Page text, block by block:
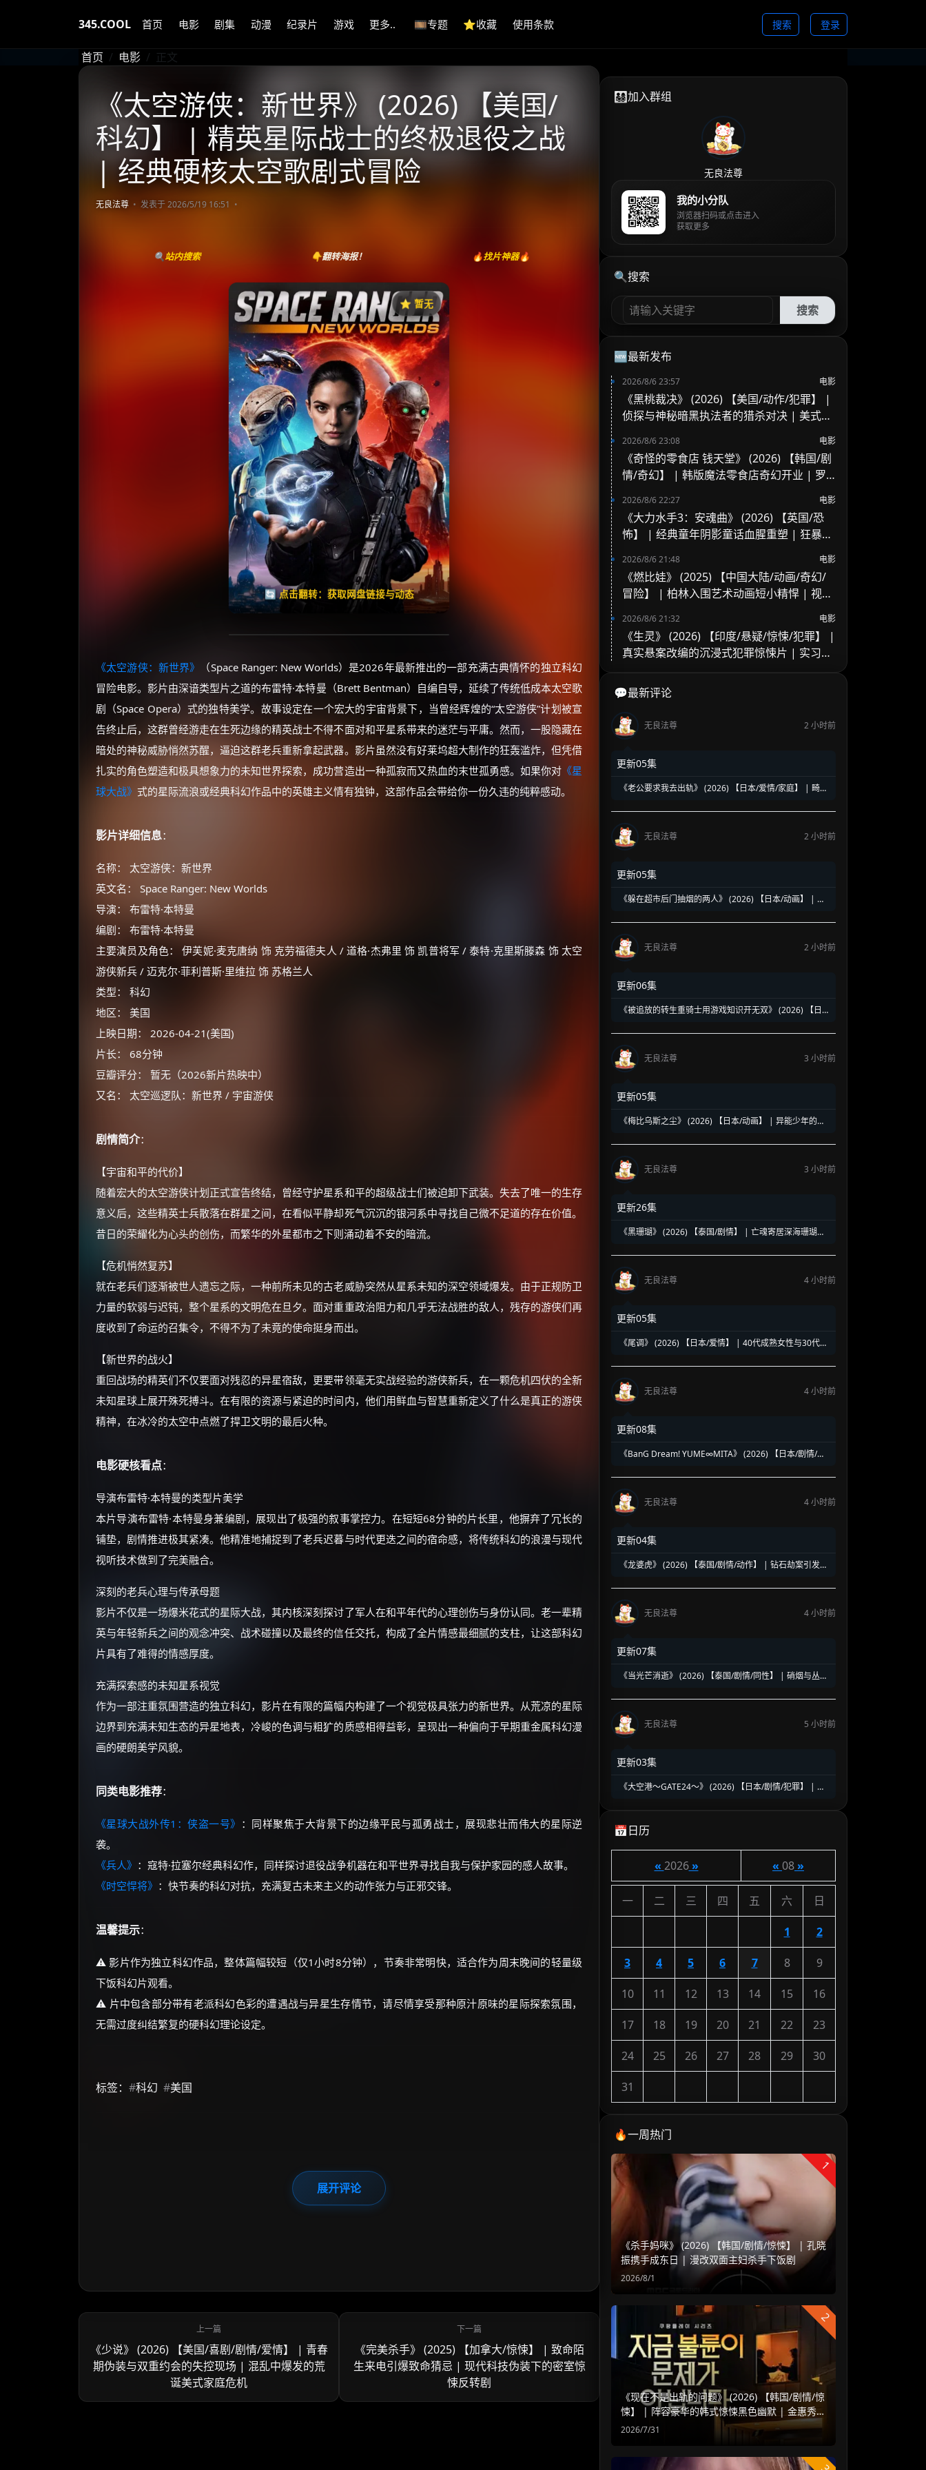
345.COOL 首页 电影 剧集 动漫 纪录片 游戏 更多.. 🎞️专题 ⭐️收藏 使用条款 搜索 登录
首页 电影 正文
《太空游侠：新世界》 (2026) 【美国/
科幻】 | 精英星际战士的终极退役之战
| 经典硬核太空歌剧式冒险
无良法尊 发表于 2026/5/19 16:51
🔍站内搜索 👇翻转海报！ 🔥找片神器🔥
⭐️ 暂无
🔄 点击翻转：获取网盘链接与动态
《Space Ranger: New Worlds》
⭐
收藏
⭐️ 评分：暂无 | 🎬 2026年
夸克网盘
百度网盘
失效请反馈
天天领红包
《太空游侠：新世界》
（Space Ranger: New Worlds）是2026年最新推出的一部充满古典情怀的独立科幻
冒险电影。影片由深谙类型片之道的布雷特·本特曼（Brett Bentman）自编自导，延续了传统低成本太空歌
剧（Space Opera）式的独特美学。故事设定在一个宏大的宇宙背景下，当曾经辉煌的“太空游侠”计划被宣
告终止后，这群曾经游走在生死边缘的精英战士不得不面对和平星系带来的迷茫与平庸。然而，一股隐藏在
暗处的神秘威胁悄然苏醒，逼迫这群老兵重新拿起武器。影片虽然没有好莱坞超大制作的狂轰滥炸，但凭借
扎实的角色塑造和极具想象力的未知世界探索，成功营造出一种孤寂而又热血的末世孤勇感。如果你对《星
球大战》 式的星际流浪或经典科幻作品中的英雄主义情有独钟，这部作品会带给你一份久违的纯粹感动。
影片详细信息：
名称： 太空游侠：新世界
英文名： Space Ranger: New Worlds
导演： 布雷特·本特曼
编剧： 布雷特·本特曼
主要演员及角色： 伊芙妮·麦克唐纳 饰 克劳福德夫人 / 道格·杰弗里 饰 凯普将军 / 泰特·克里斯滕森 饰 太空
游侠新兵 / 迈克尔·菲利普斯·里维拉 饰 苏格兰人
类型： 科幻
地区： 美国
上映日期： 2026-04-21(美国)
片长： 68分钟
豆瓣评分： 暂无（2026新片热映中）
又名： 太空巡逻队：新世界 / 宇宙游侠
剧情简介：
【宇宙和平的代价】
随着宏大的太空游侠计划正式宣告终结，曾经守护星系和平的超级战士们被迫卸下武装。失去了唯一的生存
意义后，这些精英士兵散落在群星之间，在看似平静却死气沉沉的银河系中寻找自己微不足道的存在价值。
昔日的荣耀化为心头的创伤，而繁华的外星都市之下则涌动着不安的暗流。
【危机悄然复苏】
就在老兵们逐渐被世人遗忘之际，一种前所未见的古老威胁突然从星系未知的深空领域爆发。由于正规防卫
力量的软弱与迟钝，整个星系的文明危在旦夕。面对重重政治阻力和几乎无法战胜的敌人，残存的游侠们再
度收到了命运的召集令，不得不为了未竟的使命挺身而出。
【新世界的战火】
重回战场的精英们不仅要面对残忍的异星宿敌，更要带领毫无实战经验的游侠新兵，在一颗危机四伏的全新
未知星球上展开殊死搏斗。在有限的资源与紧迫的时间内，他们用鲜血与智慧重新定义了什么是真正的游侠
精神，在冰冷的太空中点燃了捍卫文明的最后火种。
电影硬核看点：
导演布雷特·本特曼的类型片美学
本片导演布雷特·本特曼身兼编剧，展现出了极强的叙事掌控力。在短短68分钟的片长里，他摒弃了冗长的
铺垫，剧情推进极其紧凑。他精准地捕捉到了老兵迟暮与时代更迭之间的宿命感，将传统科幻的浪漫与现代
视听技术做到了完美融合。
深刻的老兵心理与传承母题
影片不仅是一场爆米花式的星际大战，其内核深刻探讨了军人在和平年代的心理创伤与身份认同。老一辈精
英与年轻新兵之间的观念冲突、战术碰撞以及最终的信任交托，构成了全片情感最细腻的支柱，让这部科幻
片具有了难得的情感厚度。
充满探索感的未知星系视觉
作为一部注重氛围营造的独立科幻，影片在有限的篇幅内构建了一个视觉极具张力的新世界。从荒凉的星际
边界到充满未知生态的异星地表，冷峻的色调与粗犷的质感相得益彰，呈现出一种偏向于早期重金属科幻漫
画的硬朗美学风貌。
同类电影推荐：
《星球大战外传1：侠盗一号》 ：同样聚焦于大背景下的边缘平民与孤勇战士，展现悲壮而伟大的星际逆
袭。
《兵人》 ：寇特·拉塞尔经典科幻作，同样探讨退役战争机器在和平世界寻找自我与保护家园的感人故事。
《时空悍将》 ：快节奏的科幻对抗，充满复古未来主义的动作张力与正邪交锋。
温馨提示：
⚠️ 影片作为独立科幻作品，整体篇幅较短（仅1小时8分钟），节奏非常明快，适合作为周末晚间的轻量级
下饭科幻片观看。
⚠️ 片中包含部分带有老派科幻色彩的遭遇战与异星生存情节，请尽情享受那种原汁原味的星际探索氛围，
无需过度纠结繁复的硬科幻理论设定。
标签： #科幻 #美国
展开评论
《少说》 (2026) 【美国/喜剧/剧情/爱情】 | 青春
期伪装与双重约会的失控现场 | 混乱中爆发的荒
诞美式家庭危机
《完美杀手》 (2025) 【加拿大/惊悚】 | 致命陌
生来电引爆致命猜忌 | 现代科技伪装下的密室惊
悚反转剧
👨‍👩‍👧‍👦加入群组
无良法尊
我的小分队
浏览器扫码或点击进入
获取更多
🔍搜索
搜索
🆕最新发布
2026/8/6 23:57 电影
《黑桃裁决》 (2026) 【美国/动作/犯罪】 |
侦探与神秘暗黑执法者的猎杀对决 | 美式B
2026/8/6 23:08 电影
《奇怪的零食店 钱天堂》 (2026) 【韩国/剧
情/奇幻】 | 韩版魔法零食店奇幻开业 | 罗
2026/8/6 22:27 电影
《大力水手3：安魂曲》 (2026) 【英国/恐
怖】 | 经典童年阴影童话血腥重塑 | 狂暴波
2026/8/6 21:48 电影
《燃比娃》 (2025) 【中国大陆/动画/奇幻/
冒险】 | 柏林入围艺术动画短小精悍 | 视觉
2026/8/6 21:32 电影
《生灵》 (2026) 【印度/悬疑/惊悚/犯罪】 |
真实悬案改编的沉浸式犯罪惊悚片 | 实习警
💬最新评论
无良法尊 2 小时前
更新05集
《老公要求我去出轨》 (2026) 【日本/爱情/家庭】 | 畸形
马
无良法尊
2 小时前
更新05集
《躲在超市后门抽烟的两人》 (2026) 【日本/动画】 | 超
爱漫改神作
无良法尊
2 小时前
更新06集
《被追放的转生重骑士用游戏知识开无双》 (2026) 【日
界爽番
无良法尊
3 小时前
更新05集
《梅比乌斯之尘》 (2026) 【日本/动画】 | 异能少年的莫
无良法尊 3 小时前
更新26集
《黑珊瑚》 (2026) 【泰国/剧情】 | 亡魂寄居深海珊瑚的
无良法尊 4 小时前
更新05集
《尾调》 (2026) 【日本/爱情】 | 40代成熟女性与30代压
无良法尊 4 小时前
更新08集
《BanG Dream! YUME∞MITA》 (2026) 【日本/剧情/动
少女成长物语
无良法尊
4 小时前
更新04集
《龙婆虎》 (2026) 【泰国/剧情/动作】 | 钻石劫案引发的
无良法尊 4 小时前
更新07集
《当光芒消逝》 (2026) 【泰国/剧情/同性】 | 硝烟与丛林
无良法尊 5 小时前
更新03集
《大空港～GATE24～》 (2026) 【日本/剧情/犯罪】 | 机
📅日历
« 2026» « 08»
一 二 三 四 五 六 日
1 2
3 4 5 6 7 8 9
10 11 12 13 14 15 16
17 18 19 20 21 22 23
24 25 26 27 28 29 30
31
🔥一周热门
1
《杀手妈咪》 (2026) 【韩国/剧情/惊悚】 | 孔晓
振携手成东日 | 漫改双面主妇杀手下饭剧
2026/8/1
2
《现在不是出轨的问题》 (2026) 【韩国/剧情/惊
悚】 | 阵容豪华的韩式惊悚黑色幽默 | 金惠秀 x
赵汝贞强强联手
2026/7/31
☕
优惠券、活动红包，每日可领。